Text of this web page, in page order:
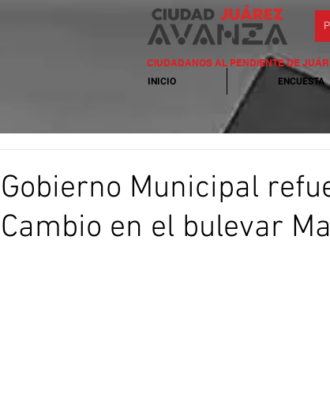
CIUDADANOS AL PENDIENTE DE
INICIO ENCUESTA
Gobierno Municipal
Cambio en el bulevar